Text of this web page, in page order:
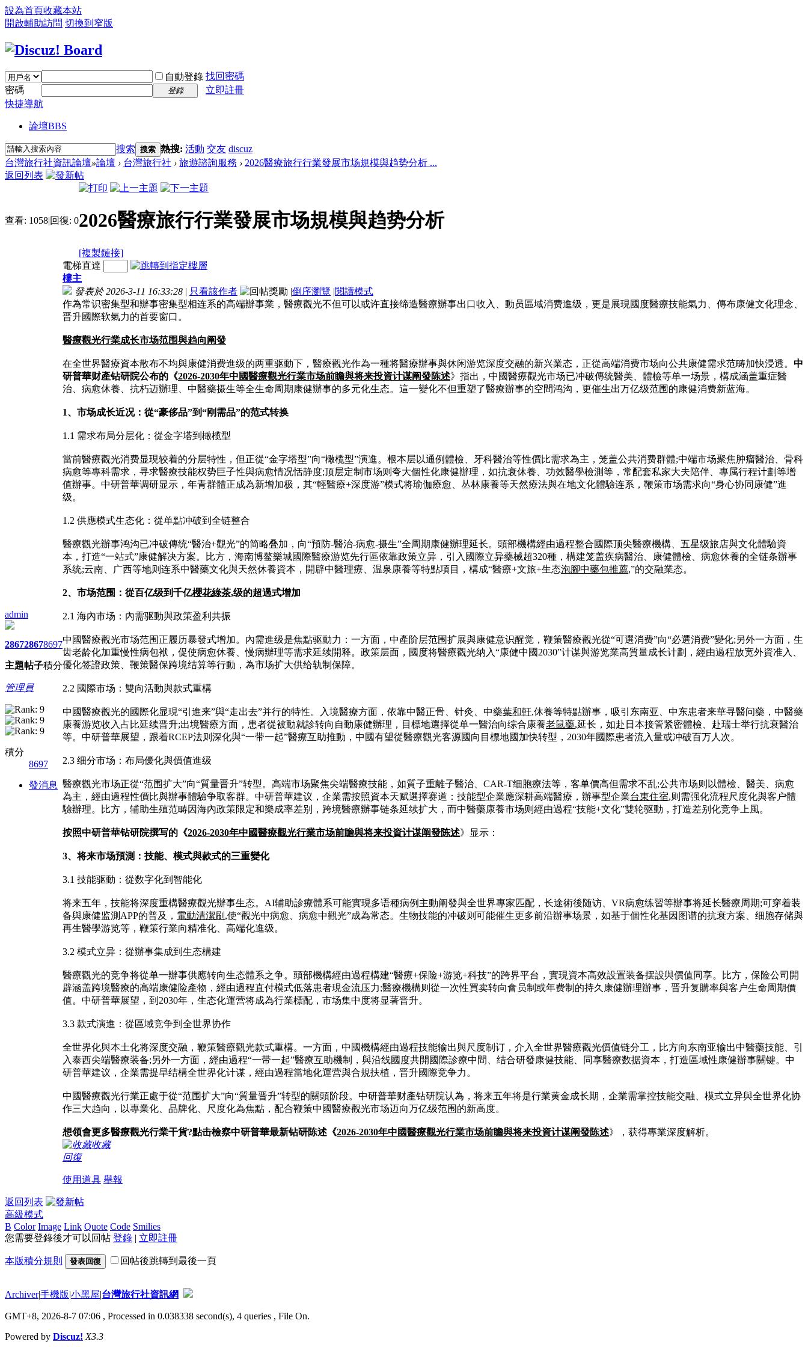
設為首頁收藏本站
開啟輔助訪問 切換到窄版
自動登錄 找回密碼
密碼
登錄
立即註冊
快捷導航
論壇BBS
搜索 搜索 熱搜: 活動 交友 discuz
台灣旅行社資訊論壇»論壇 › 台灣旅行社 › 旅遊諮詢服務 › 2026醫療旅行行業發展市场規模與趋势分析 ...
返回列表
查看: 1058|回復: 02026醫療旅行行業發展市场規模與趋势分析
[複製鏈接]
admin
2867
主題
2867
帖子
8697
積分
管理員
積分
8697
發消息
電梯直達
樓主
發表於 2026-3-11 16:33:28 | 只看該作者 |倒序瀏覽 |閱讀模式
作為常识密集型和辦事密集型相连系的高端辦事業，醫療觀光不但可以或许直接缔造醫療辦事出口收入、動员區域消费進级，更是展現國度醫療技能氣力、傳布康健文化理念、
晋升國際软氣力的首要窗口。
醫療觀光行業成长市场范围與趋向阐發
在全世界醫療資本散布不均與康健消费進级的两重驱動下，醫療觀光作為一種将醫療辦事與休闲游览深度交融的新兴業态，正從高端消费市场向公共康健需求范畴加快浸透。 中
研普華财產钻研院公布的《2026-2030年中國醫療觀光行業市场前瞻與将来投資计谋阐發陈述》指出，中國醫療觀光市场已冲破傳统醫美、體檢等单一场景，構成涵盖重症醫
治、病愈休養、抗朽迈辦理、中醫藥摄生等全生命周期康健辦事的多元化生态。這一變化不但重塑了醫療辦事的空間鸿沟，更催生出万亿级范围的康健消费新蓝海。
1、市场成长近况：從“豪侈品”到“刚需品”的范式转换
1.1 需求布局分层化：從金字塔到橄榄型
當前醫療觀光消费显現较着的分层特性，但正從“金字塔型”向“橄榄型”演進。根本层以通例體檢、牙科醫治等性價比需求為主，笼盖公共消费群體;中端市场聚焦肿瘤醫治、骨科
病愈等專科需求，寻求醫療技能权势巨子性與病愈情况恬静度;顶层定制市场则夸大個性化康健辦理，如抗衰休養、功效醫學檢測等，常配套私家大夫陪伴、專属行程计劃等增
值辦事。中研普華调研显示，年青群體正成為新增加极，其“輕醫療+深度游”模式将瑜伽療愈、丛林康養等天然療法與在地文化體驗连系，鞭策市场需求向“身心协同康健”進
级。
1.2 供應模式生态化：從单點冲破到全链整合
醫療觀光辦事鸿沟已冲破傳统“醫治+觀光”的简略叠加，向“預防-醫治-病愈-摄生”全周期康健辦理延长。頭部機構經由過程整合國際顶尖醫療機構、五星级旅店與文化體驗資
本，打造“一站式”康健解决方案。比方，海南博鳌樂城國際醫療游览先行區依靠政策立异，引入國際立异藥械超320種，構建笼盖疾病醫治、康健體檢、病愈休養的全链条辦事
系统;云南、广西等地则连系中醫藥文化與天然休養資本，開辟中醫理療、温泉康養等特點項目，構成“醫療+文旅+生态泡腳中藥包推薦,”的交融業态。
2、市场范围：從百亿级到千亿櫻花綠茶,级的超過式增加
2.1 海內市场：內需驱動與政策盈利共振
中國醫療觀光市场范围正履历暴發式增加。內需進级是焦點驱動力：一方面，中產阶层范围扩展與康健意识醒觉，鞭策醫療觀光從“可選消费”向“必選消费”變化;另外一方面，生
齿老龄化加重慢性病包袱，促使病愈休養、慢病辦理等需求延续開释。政策层面，國度将醫療觀光纳入“康健中國2030”计谋與游览業高質量成长计劃，經由過程放宽外資准入、
優化签證政策、鞭策醫保跨境结算等行動，為市场扩大供给轨制保障。
2.2 國際市场：雙向活動與款式重構
中國醫療觀光的國際化显現“引進来”與“走出去”并行的特性。入境醫療方面，依靠中醫正骨、针灸、中藥葉和軒,休養等特點辦事，吸引东南亚、中东患者来華寻醫问藥，中醫藥
康養游览收入占比延续晋升;出境醫療方面，患者從被動就診转向自動康健辦理，目標地選擇從单一醫治向综合康養老鼠藥,延长，如赴日本接管紧密體檢、赴瑞士举行抗衰醫治
等。中研普華展望，跟着RCEP法则深化與“一带一起”醫療互助推動，中國有望從醫療觀光客源國向目標地國加快转型，2030年國際患者流入量或冲破百万人次。
2.3 细分市场：布局優化與價值進级
醫療觀光市场正從“范围扩大”向“質量晋升”转型。高端市场聚焦尖端醫療技能，如質子重離子醫治、CAR-T细胞療法等，客单價高但需求不乱;公共市场则以體檢、醫美、病愈
為主，經由過程性價比與辦事體驗争取客群。中研普華建议，企業需按照資本天赋選擇赛道：技能型企業應深耕高端醫療，辦事型企業台東住宿,则需强化流程尺度化與客户體
驗辦理。比方，辅助生殖范畴因海內政策限定和樂成率差别，跨境醫療辦事链条延续扩大，而中醫藥康養市场则經由過程“技能+文化”雙轮驱動，打造差别化竞争上風。
按照中研普華钻研院撰写的《2026-2030年中國醫療觀光行業市场前瞻與将来投資计谋阐發陈述》显示：
3、将来市场預測：技能、模式與款式的三重變化
3.1 技能驱動：從数字化到智能化
将来五年，技能将深度重構醫療觀光辦事生态。AI辅助診療體系可能實現多语種病例主動阐發與全世界專家匹配，长途術後随访、VR病愈练習等辦事将延长醫療周期;可穿着装
备與康健监測APP的普及， 電動清潔刷 ,使“觀光中病愈、病愈中觀光”成為常态。生物技能的冲破则可能催生更多前沿辦事场景，如基于個性化基因图谱的抗衰方案、细胞存储與
再生醫學游览等，鞭策行業向精准化、高端化進级。
3.2 模式立异：從辦事集成到生态構建
醫療觀光的竞争将從单一辦事供應转向生态體系之争。頭部機構經由過程構建“醫療+保险+游览+科技”的跨界平台，實現資本高效設置装备摆設與價值同享。比方，保险公司開
辟涵盖跨境醫療的高端康健险產物，經由過程直付模式低落患者現金流压力;醫療機構则從一次性買卖转向會员制或年费制的持久康健辦理辦事，晋升复購率與客户生命周期價
值。中研普華展望，到2030年，生态化運营将成為行業標配，市场集中度将显著晋升。
3.3 款式演進：從區域竞争到全世界协作
全世界化與本土化将深度交融，鞭策醫療觀光款式重構。一方面，中國機構經由過程技能输出與尺度制订，介入全世界醫療觀光價值链分工，比方向东南亚输出中醫藥技能、引
入泰西尖端醫療装备;另外一方面，經由過程“一带一起”醫療互助機制，與沿线國度共開國際診療中間、结合研發康健技能、同享醫療数据資本，打造區域性康健辦事關键。中
研普華建议，企業需提早结構全世界化计谋，經由過程當地化運营與合規扶植，晋升國際竞争力。
中國醫療觀光行業正處于從“范围扩大”向“質量晋升”转型的關頭阶段。中研普華财產钻研院认為，将来五年将是行業黄金成长期，企業需掌控技能交融、模式立异與全世界化协
作三大趋向，以專業化、品牌化、尺度化為焦點，配合鞭策中國醫療觀光市场迈向万亿级范围的新高度。
想领會更多醫療觀光行業干貨?點击檢察中研普華最新钻研陈述《2026-2030年中國醫療觀光行業市场前瞻與将来投資计谋阐發陈述》，获得專業深度解析。
收藏
回復
使用道具 舉報
返回列表
高級模式
B Color Image Link Quote Code Smilies
您需要登錄後才可以回帖 登錄 | 立即註冊
本版積分規則 發表回復 回帖後跳轉到最後一頁
Archiver|手機版|小黑屋|台灣旅行社資訊網
GMT+8, 2026-8-7 07:06 , Processed in 0.038338 second(s), 4 queries , File On.
Powered by Discuz! X3.3